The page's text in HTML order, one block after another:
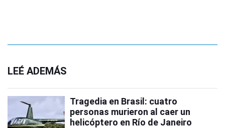
LEÉ ADEMÁS
Tragedia en Brasil: cuatro
personas murieron al caer un
helicóptero en Río de Janeiro